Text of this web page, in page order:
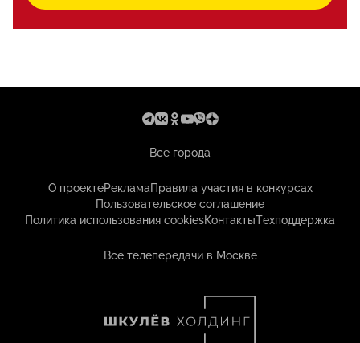
Все города
О проектеРекламаПравила участия в конкурсах
Пользовательское соглашение
Политика использования cookiesКонтактыТехподдержка
Все телепередачи в Москве